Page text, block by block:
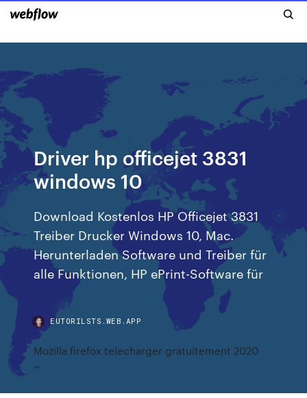
Driver hp officejet 3831
windows 10
Download Kostenlos HP Officejet 3831
Treiber Drucker Windows 10, Mac.
Herunterladen Software und Treiber für
alle Funktionen, HP ePrint-Software für
EUTORILSTS.WEB.APP
Mozilla firefox telecharger gratuitement 2020